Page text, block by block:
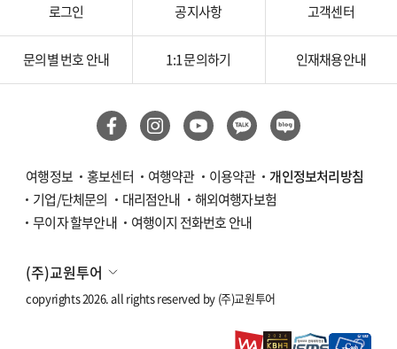
로그인 공지사항 고객센터
문의별 번호 안내 1:1 문의하기 인재채용안내
여행정보 홍보센터 여행약관 이용약관
개인정보처리방침
기업/단체문의
대리점안내
해외여행자보험
무이자 할부안내
여행이지 전화번호 안내
(주)교원투어
copyrights 2026. all rights reserved by (주)교원투어